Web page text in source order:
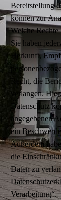
Bereitstellung
können zur
Welche
Sie haben
Herkunft,
Recht, die
verlangen.
Datenschutz
angegebenen
ein
Außerdem
die
Daten zu
Verarbeitung“.